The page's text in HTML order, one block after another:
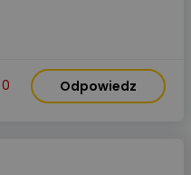
0 Odpowiedz